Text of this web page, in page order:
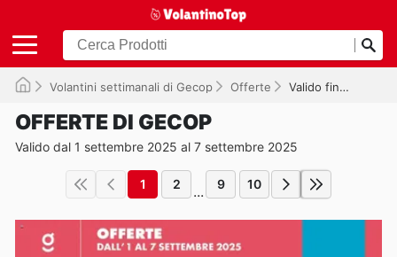
Volantini settimanali di Gecop Offerte Valido fino al 07/09/2025
OFFERTE DI GECOP
Valido dal 1 settembre 2025 al 7 settembre 2025
1 2 ... 9 10